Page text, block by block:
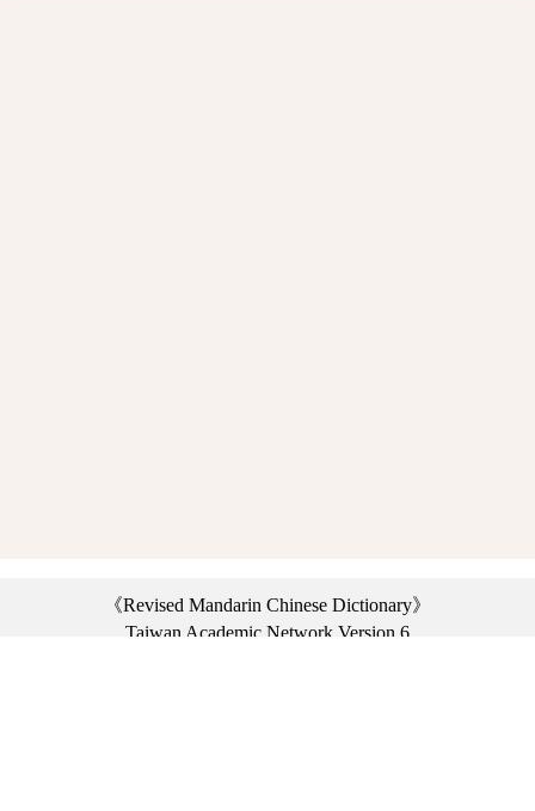
《Revised Mandarin Chinese Dictionary》
Taiwan Academic Network Version 6